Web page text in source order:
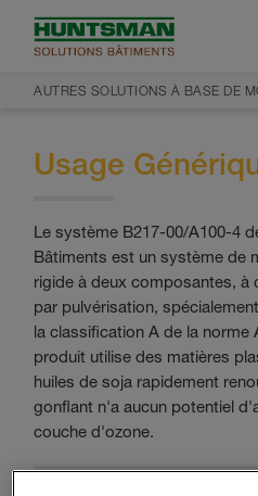
AUTRES SOLUTIONS À BASE DE
Usage
Le système B217-00/A100-4
Bâtiments est un système de
rigide à deux composantes, à
par pulvérisation,
la classification A de la norme
produit utilise des matières
huiles de soja rapidement
gonflant n'a aucun potentiel
couche d'ozone.